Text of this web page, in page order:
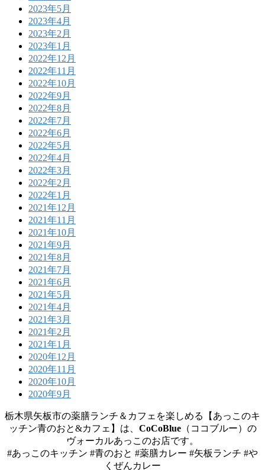
2023年5月
2023年4月
2023年2月
2023年1月
2022年12月
2022年11月
2022年10月
2022年9月
2022年8月
2022年7月
2022年6月
2022年5月
2022年4月
2022年3月
2022年2月
2022年1月
2021年12月
2021年11月
2021年10月
2021年9月
2021年8月
2021年7月
2021年6月
2021年5月
2021年4月
2021年3月
2021年2月
2021年1月
2020年12月
2020年11月
2020年10月
2020年9月
栃木県矢板市の薬膳ランチ＆カフェを楽しめる【あっこのキ
ッチン青のおと&カフェ】は、 CoCoBlue（ココブルー）の
ヴォーカルあっこのお店です。
#あっこのキッチン #青のおと #薬膳カレー #矢板ランチ #や
くぜんカレー